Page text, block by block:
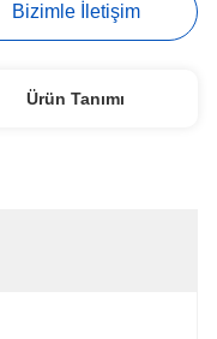
Bizimle İletişim
Ürün Tanımı